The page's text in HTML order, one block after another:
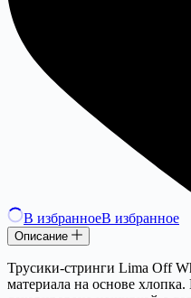
В избранноеВ избранное
Описание
Трусики-стринги Lima Off
материала на основе